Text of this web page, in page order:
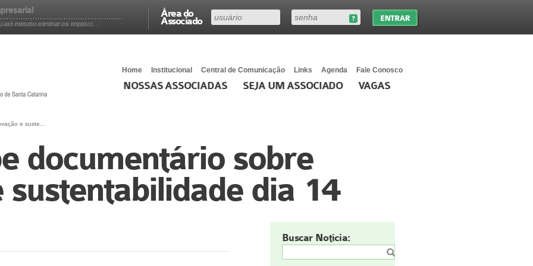
Área do
Associado
mesmo eliminar os imposto...
sindical na estrutura corpo...
Home Institucional Central de Comunicação Links Agenda Fale Conosco
NOSSAS ASSOCIADAS SEJA UM ASSOCIADO VAGAS
e suste...
documentário sobre
sustentabilidade dia 14
Buscar Notícia: